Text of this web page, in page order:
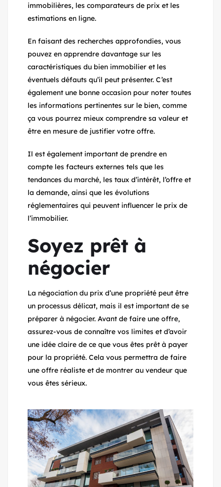
immobilières, les comparateurs de prix et les
estimations en ligne.
En faisant des recherches approfondies, vous
pouvez en apprendre davantage sur les
caractéristiques du bien immobilier et les
éventuels défauts qu’il peut présenter. C’est
également une bonne occasion pour noter toutes
les informations pertinentes sur le bien, comme
ça vous pourrez mieux comprendre sa valeur et
être en mesure de justifier votre offre.
Il est également important de prendre en
compte les facteurs externes tels que les
tendances du marché, les taux d’intérêt, l’offre et
la demande, ainsi que les évolutions
réglementaires qui peuvent influencer le prix de
l’immobilier.
Soyez prêt à
négocier
La négociation du prix d’une propriété peut être
un processus délicat, mais il est important de se
préparer à négocier. Avant de faire une offre,
assurez-vous de connaître vos limites et d’avoir
une idée claire de ce que vous êtes prêt à payer
pour la propriété. Cela vous permettra de faire
une offre réaliste et de montrer au vendeur que
vous êtes sérieux.